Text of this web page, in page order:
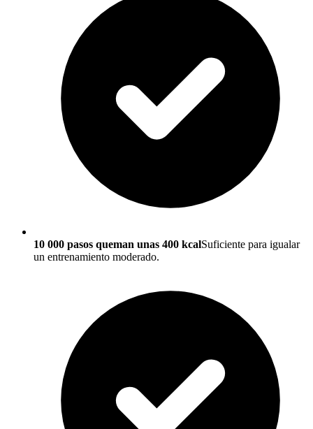
10 000 pasos queman unas 400 kcalSuficiente para igualar
un entrenamiento moderado.